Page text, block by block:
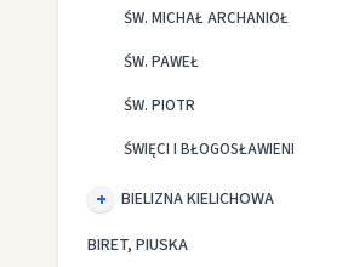
ŚW. MICHAŁ ARCHANIOŁ
ŚW. PAWEŁ
ŚW. PIOTR
ŚWIĘCI I BŁOGOSŁAWIENI
BIELIZNA KIELICHOWA
BIRET, PIUSKA